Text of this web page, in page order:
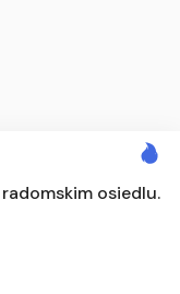
osiedlu.